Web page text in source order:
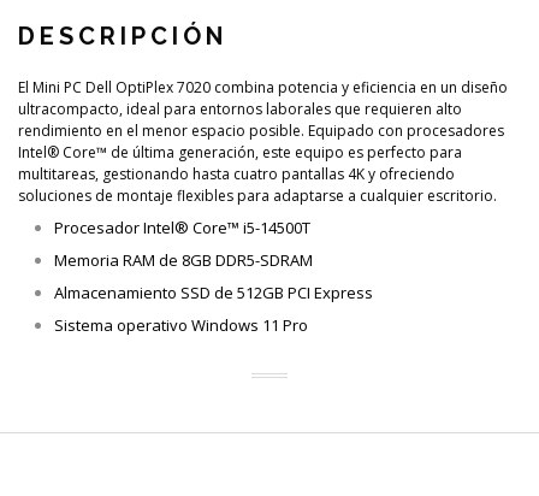
DESCRIPCIÓN
El Mini PC Dell OptiPlex 7020 combina potencia y eficiencia en un diseño
ultracompacto, ideal para entornos laborales que requieren alto
rendimiento en el menor espacio posible. Equipado con procesadores
Intel® Core™ de última generación, este equipo es perfecto para
multitareas, gestionando hasta cuatro pantallas 4K y ofreciendo
soluciones de montaje flexibles para adaptarse a cualquier escritorio.
Procesador Intel® Core™ i5-14500T
Memoria RAM de 8GB DDR5-SDRAM
Almacenamiento SSD de 512GB PCI Express
Sistema operativo Windows 11 Pro